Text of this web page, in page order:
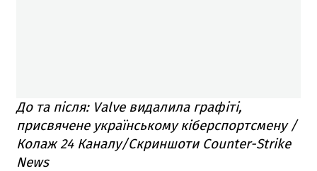
До та після: Valve видалила графіті,
присвячене українському кіберспортсмену /
Колаж 24 Каналу/Скриншоти Counter-Strike
News